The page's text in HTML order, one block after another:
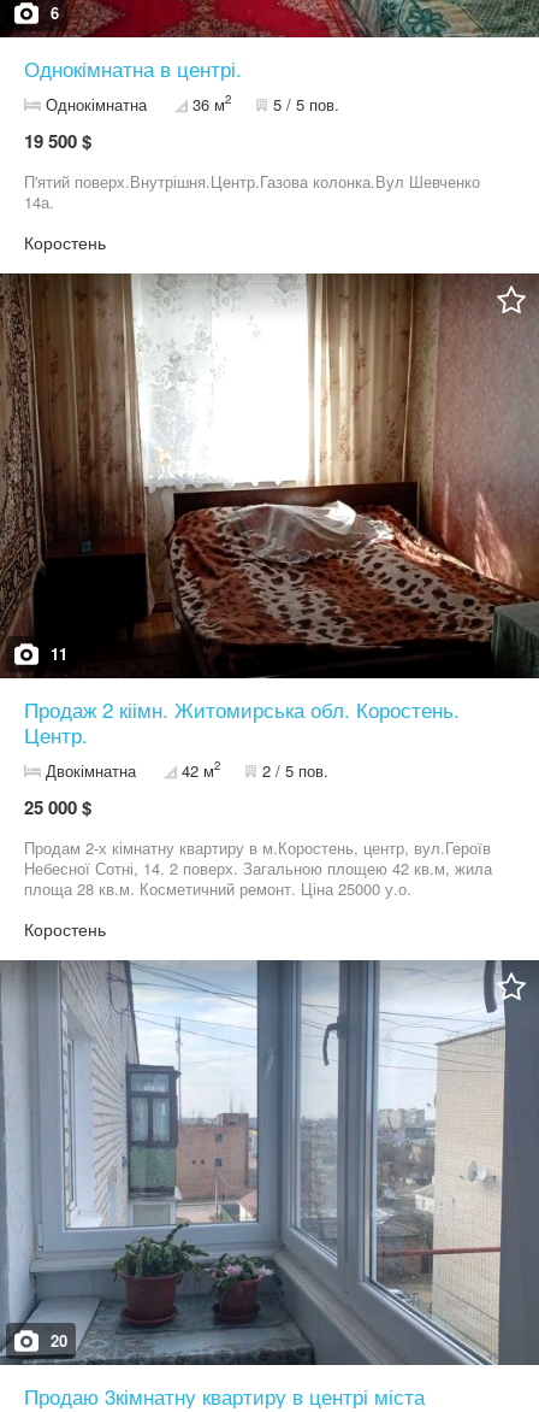
6
Однокімнатна в центрі.
Однокімнатна 36 м2 5 / 5 пов.
19 500 $
П'ятий поверх.Внутрішня.Центр.Газова колонка.Вул Шевченко
14а.
Коростень
11
Продаж 2 кіімн. Житомирська обл. Коростень.
Центр.
Двокімнатна 42 м2 2 / 5 пов.
25 000 $
Продам 2-х кімнатну квартиру в м.Коростень, центр, вул.Героїв
Небесної Сотні, 14. 2 поверх. Загальною площею 42 кв.м, жила
площа 28 кв.м. Косметичний ремонт. Ціна 25000 у.о.
Коростень
20
Продаю 3кімнатну квартиру в центрі міста